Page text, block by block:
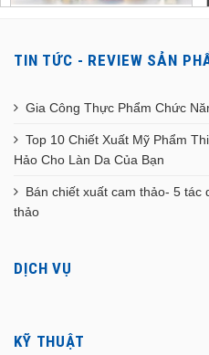
TIN TỨC - REVIEW SẢN
Gia Công Thực Phẩm Chức
Top 10 Chiết Xuất Mỹ Phẩm
Hảo Cho Làn Da Của Bạn
Bán chiết xuất cam thảo- 5 tác
thảo
DỊCH VỤ
KỸ THUẬT